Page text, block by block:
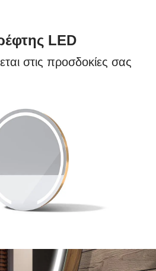
LED
στις προσδοκίες σας